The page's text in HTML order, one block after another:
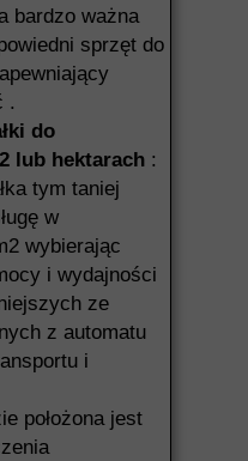
bardzo ważna
sprzęt do
.
do
lub hektarach :
tym taniej
w
wybierając
i wydajności
ze
z automatu
i
położona jest